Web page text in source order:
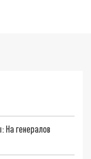
На генералов